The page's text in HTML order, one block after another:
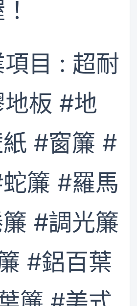
目 : ​超耐
板 #地
#窗簾 #
簾 #羅馬
#調光簾
#鋁百葉